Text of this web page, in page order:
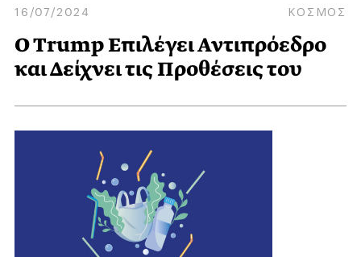
16/07/2024 ΚΟΣΜΟΣ
O Trump Επιλέγει Αντιπρόεδρο
και Δείχνει τις Προθέσεις του